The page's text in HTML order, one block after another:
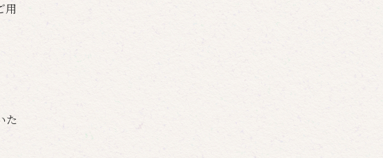
用
た